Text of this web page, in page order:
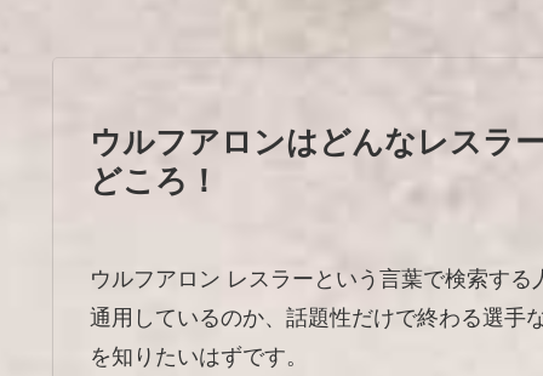
ウルフアロンはどんなレスラ
どころ！
ウルフアロン レスラーという言葉で検索す
通用しているのか、話題性だけで終わる選手
を知りたいはずです。